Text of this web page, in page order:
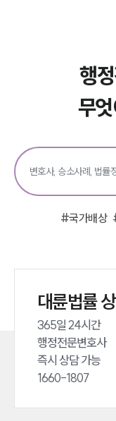
행
무
#국가배상
대륜법률
365일 24시간
행정전문변호사
즉시 상담 가능
1660-1807